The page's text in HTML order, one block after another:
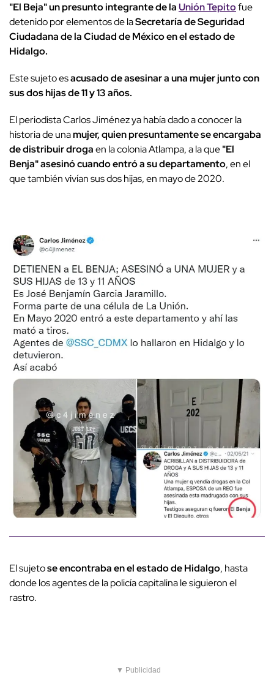
"El Beja" un presunto integrante de laUnión Tepitofue
detenido por elementos de laSecretaría de Seguridad
Ciudadana de la Ciudad de México en el estado de
Hidalgo.
Este sujeto esacusado de asesinar a una mujer junto con
sus dos hijas de 11 y 13 años.
El periodista Carlos Jiménez ya había dado a conocer la
historia de unamujer, quien presuntamente se encargaba
de distribuir drogaen la colonia Atlampa, a la que"El
Benja" asesinó cuando entró a su departamento, en el
que también vivían sus dos hijas, en mayo de 2020.
El sujetose encontraba en el estado de Hidalgo, hasta
donde los agentes de la policía capitalina le siguieron el
rastro.
▼ Publicidad